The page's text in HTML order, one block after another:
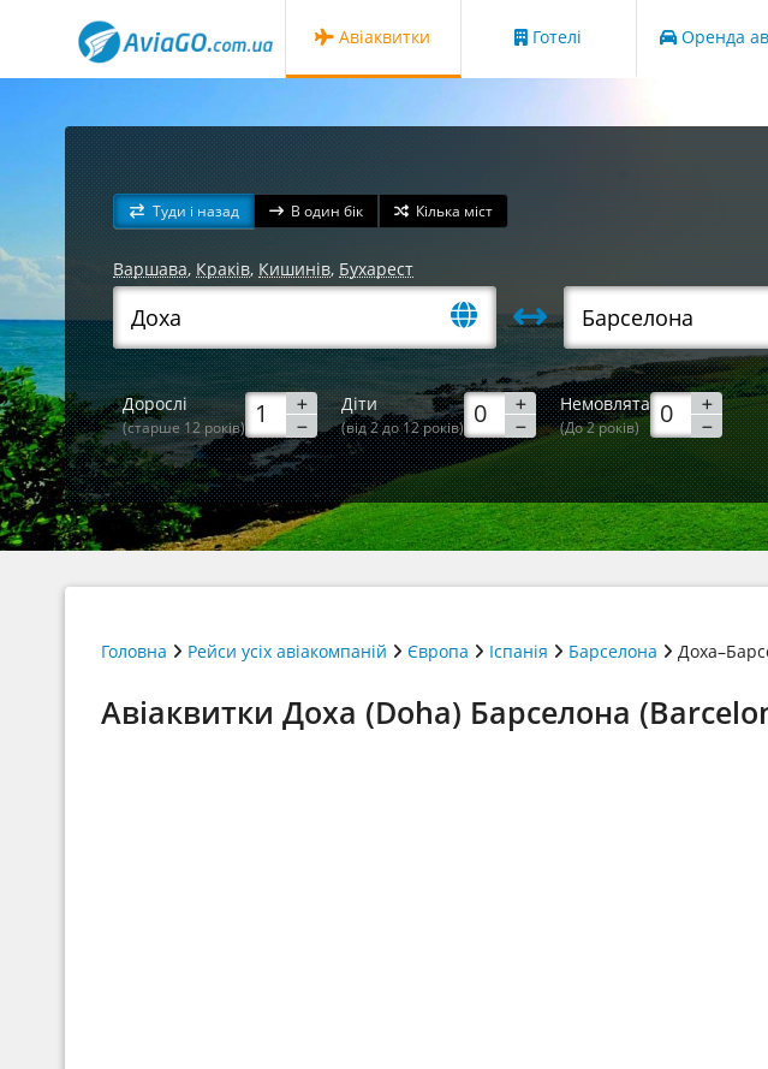
Авіаквитки Готелі Оренда
Туди і назад В один бік Кілька міст
Варшава,Краків, Кишинів, Бухарест
Дорослі
(старше 12 років)
Діти
(від 2 до 12 років)
Немовлята
(До 2 років)
Головна Рейси усіх авіакомпаній Європа Іспанія Барселона
Авіаквитки Доха (Doha) Барселона